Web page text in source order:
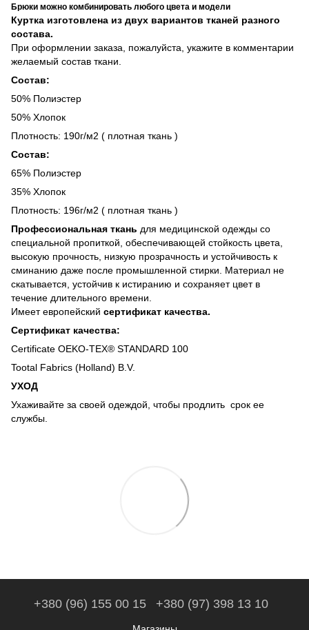
Брюки можно комбинировать любого цвета и модели
Куртка изготовлена из двух вариантов тканей разного
состава.
При оформлении заказа, пожалуйста, укажите в комментарии
желаемый состав ткани.
Состав:
50% Полиэстер
50% Хлопок
Плотность: 190г/м2 ( плотная ткань )
Состав:
65% Полиэстер
35% Хлопок
Плотность: 196г/м2 ( плотная ткань )
Профессиональная ткань для медицинской одежды со
специальной пропиткой, обеспечивающей стойкость цвета,
высокую прочность, низкую прозрачность и устойчивость к
сминанию даже после промышленной стирки. Материал не
скатывается, устойчив к истиранию и сохраняет цвет в
течение длительного времени.
Имеет европейский сертификат качества.
Сертификат качества:
Certificate OEKO-TEX® STANDARD 100
Tootal Fabrics (Holland) B.V.
УХОД
Ухаживайте за своей одеждой, чтобы продлить срок ее
службы.
+380 (96) 155 00 15 +380 (97) 398 13 10